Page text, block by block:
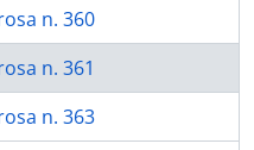
n. 360
n. 361
n. 363